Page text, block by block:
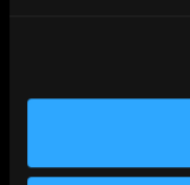
“Não morre